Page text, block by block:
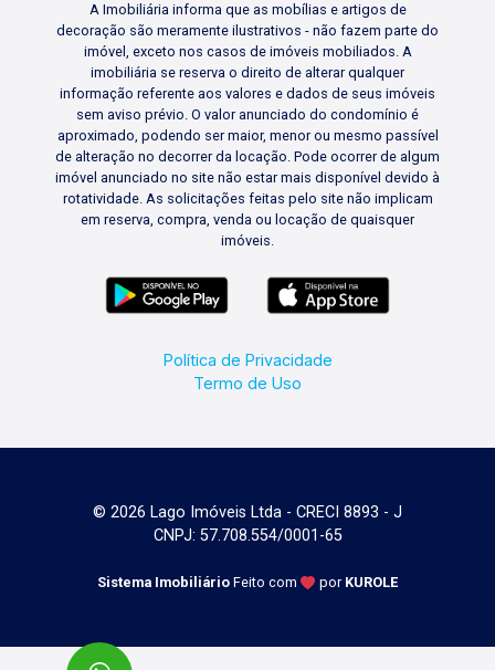
A Imobiliária informa que as mobílias e artigos de
decoração são meramente ilustrativos - não fazem parte do
imóvel, exceto nos casos de imóveis mobiliados. A
imobiliária se reserva o direito de alterar qualquer
informação referente aos valores e dados de seus imóveis
sem aviso prévio. O valor anunciado do condomínio é
aproximado, podendo ser maior, menor ou mesmo passível
de alteração no decorrer da locação. Pode ocorrer de algum
imóvel anunciado no site não estar mais disponível devido à
rotatividade. As solicitações feitas pelo site não implicam
em reserva, compra, venda ou locação de quaisquer
imóveis.
Política de Privacidade
Termo de Uso
© 2026 Lago Imóveis Ltda - CRECI 8893 - J
CNPJ: 57.708.554/0001-65
Sistema Imobiliário Feito com por KUROLE